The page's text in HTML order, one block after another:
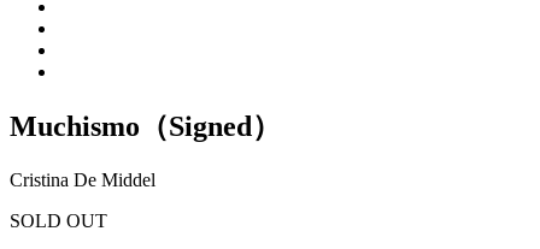
Muchismo（Signed）
Cristina De Middel
SOLD OUT